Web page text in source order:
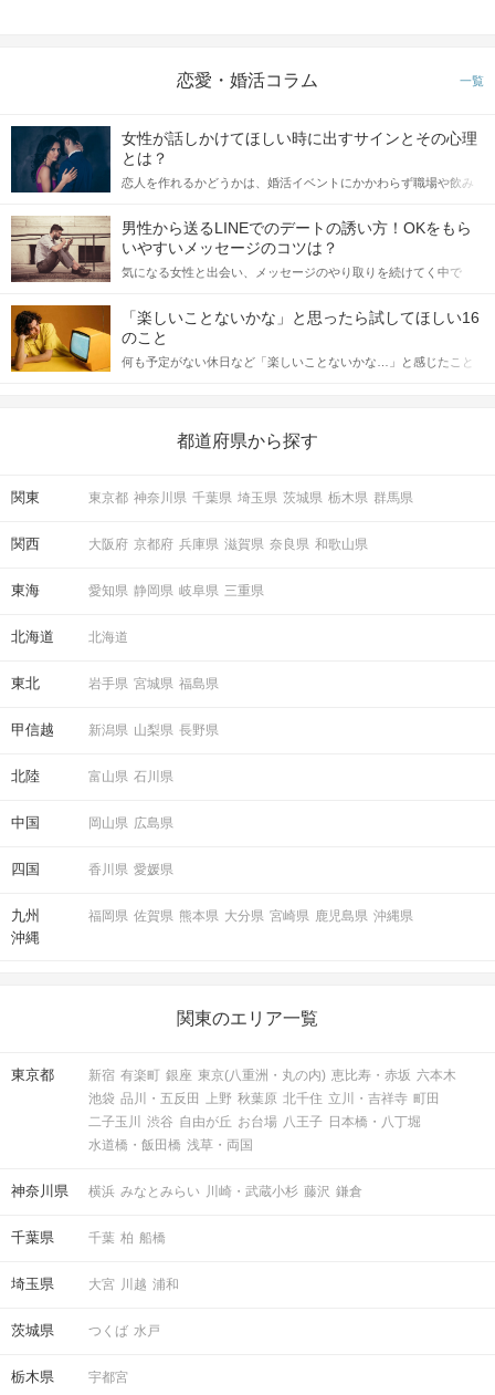
恋愛・婚活コラム 一覧
女性が話しかけてほしい時に出すサインとその心理
とは？
恋人を作れるかどうかは、婚活イベントにかかわらず職場や飲み
てアプローチできるかにも左右されます。 これから恋人作りを本
格的に始めようとしている方は、女性が異性を求めて出すサイン
をしっかりと理解し、正しい行動に移せるかどうかが重要。 この
記事では、女性が話しかけて欲しい時に出すサインとその心理を
合にどのような行動に繋げるべきかをご紹介していきます。
男性から送るLINEでのデートの誘い方！OKをもら
いやすいメッセージのコツは？
気になる女性と出会い、メッセージのやり取りを続けてく中で
しかし、中には「どう誘ったらいいの？」とお困りの男性もいら
っしゃるのではないでしょうか。 そこで今回は、男性から女性へ
送るLINEでのデートの誘い方のコツをご紹介します。例文も混じ
えながら解説するので、ぜひ参考にしてください。
「楽しいことないかな」と思ったら試してほしい16
のこと
何も予定がない休日など「楽しいことないかな…」と感じたこと
の楽しいことアイデアを集めました♪ いままさに楽しいことを探し
都道府県から探す
関東 東京都 神奈川県 千葉県 埼玉県 茨城県 栃木県 群馬県
関西 大阪府 京都府 兵庫県 滋賀県 奈良県 和歌山県
東海 愛知県 静岡県 岐阜県 三重県
北海道 北海道
東北 岩手県 宮城県 福島県
甲信越 新潟県 山梨県 長野県
北陸 富山県 石川県
中国 岡山県 広島県
四国 香川県 愛媛県
九州
沖縄
福岡県 佐賀県 熊本県 大分県 宮崎県 鹿児島県 沖縄県
関東のエリア一覧
東京都 新宿 有楽町 銀座 東京(八重洲・丸の内) 恵比寿・赤坂 六本木
池袋 品川・五反田 上野 秋葉原 北千住 立川・吉祥寺 町田
二子玉川
渋谷 自由が丘 お台場 八王子 日本橋・八丁堀
水道橋・飯田橋 浅草・両国
神奈川県 横浜 みなとみらい 川崎・武蔵小杉 藤沢 鎌倉
千葉県 千葉 柏 船橋
埼玉県 大宮 川越 浦和
茨城県 つくば 水戸
栃木県 宇都宮